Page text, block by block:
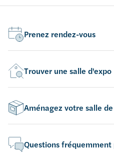
Prenez rendez-vous
Trouver une salle d'expo
Aménagez votre salle
Questions fréquemment